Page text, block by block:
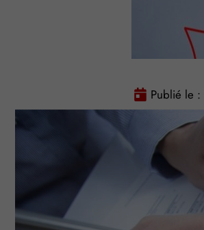
Publié le :